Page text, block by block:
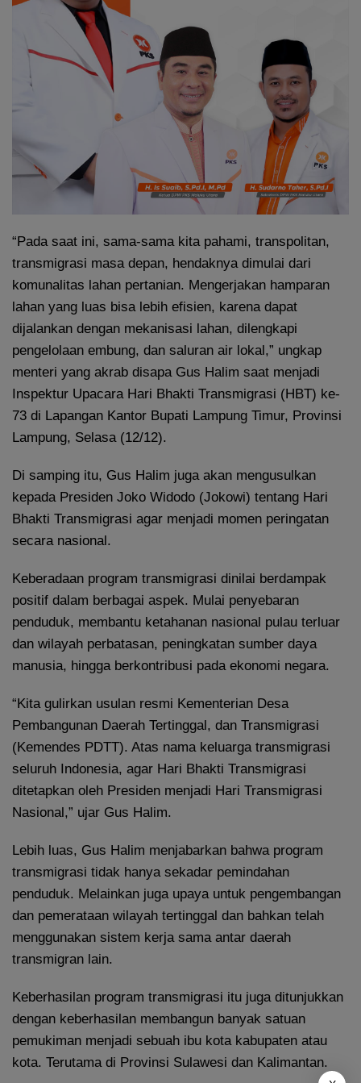
“Pada saat ini, sama-sama kita pahami, transpolitan,
transmigrasi masa depan, hendaknya dimulai dari
komunalitas lahan pertanian. Mengerjakan hamparan
lahan yang luas bisa lebih efisien, karena dapat
dijalankan dengan mekanisasi lahan, dilengkapi
pengelolaan embung, dan saluran air lokal,” ungkap
menteri yang akrab disapa Gus Halim saat menjadi
Inspektur Upacara Hari Bhakti Transmigrasi (HBT) ke-
73 di Lapangan Kantor Bupati Lampung Timur, Provinsi
Lampung, Selasa (12/12).
Di samping itu, Gus Halim juga akan mengusulkan
kepada Presiden Joko Widodo (Jokowi) tentang Hari
Bhakti Transmigrasi agar menjadi momen peringatan
secara nasional.
Keberadaan program transmigrasi dinilai berdampak
positif dalam berbagai aspek. Mulai penyebaran
penduduk, membantu ketahanan nasional pulau terluar
dan wilayah perbatasan, peningkatan sumber daya
manusia, hingga berkontribusi pada ekonomi negara.
“Kita gulirkan usulan resmi Kementerian Desa
Pembangunan Daerah Tertinggal, dan Transmigrasi
(Kemendes PDTT). Atas nama keluarga transmigrasi
seluruh Indonesia, agar Hari Bhakti Transmigrasi
ditetapkan oleh Presiden menjadi Hari Transmigrasi
Nasional,” ujar Gus Halim.
Lebih luas, Gus Halim menjabarkan bahwa program
transmigrasi tidak hanya sekadar pemindahan
penduduk. Melainkan juga upaya untuk pengembangan
dan pemerataan wilayah tertinggal dan bahkan telah
menggunakan sistem kerja sama antar daerah
transmigran lain.
Keberhasilan program transmigrasi itu juga ditunjukkan
dengan keberhasilan membangun banyak satuan
pemukiman menjadi sebuah ibu kota kabupaten atau
kota. Terutama di Provinsi Sulawesi dan Kalimantan.